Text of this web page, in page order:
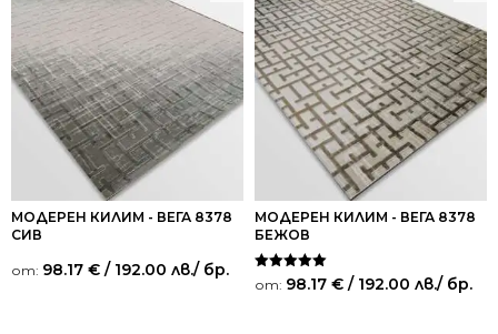
МОДЕРЕН КИЛИМ - ВЕГА 8378
СИВ
от: 98.17 € / 192.00 лв./ бр.
МОДЕРЕН КИЛИМ - ВЕГА 8378
БЕЖОВ
Оценено на
5.00
от: 98.17 € / 192.00 лв./ бр.